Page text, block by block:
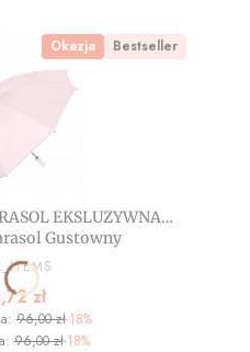
Okazja Bestseller
EKSLUZYWNA
Gustowny
promocyjna
zł
96,00 zł-18%
96,00 zł-18%